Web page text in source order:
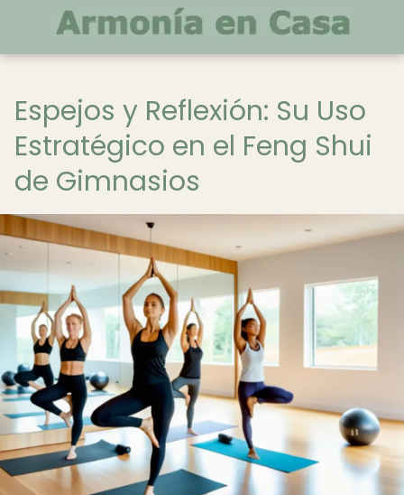
Espejos y Reflexión: Su Uso
Estratégico en el Feng Shui
de Gimnasios